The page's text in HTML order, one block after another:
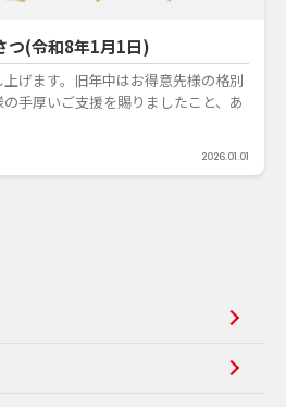
つ(令和8年1月1日)
げます。旧年中はお得意先様の格別
手厚いご支援を賜りましたこと、あ
2026.01.01